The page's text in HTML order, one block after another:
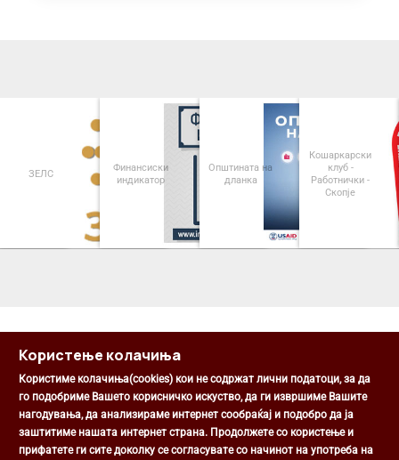
ЗЕЛС
Финансиски
индикатор
Општината на
дланка
Кошаркарски
клуб -
Работнички -
Скопје
Општина Центар
Михаил Цоков бр. 1, Скопје
Користење колачиња
Користиме колачиња(cookies) кои не содржат лични податоци, за да
го подобриме Вашето корисничко искуство, да ги извршиме Вашите
нагодувања, да анализираме интернет сообраќај и подобро да ја
заштитиме нашата интернет страна. Продолжете со користење и
прифатете ги сите доколку се согласувате со начинот на употреба на